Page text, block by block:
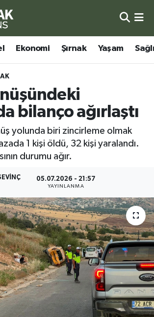
Ekonomi Şırnak Yaşam
bilanço ağırlaştı
yolunda biri zincirleme olmak
1 kişi öldü, 32 kişi yaralandı.
durumu ağır.
05.07.2026 - 21:57
YAYINLANMA
Eczaneler
Durumu
Vakitleri
Yoğunluk Haritası
Durumu ve Fikstür
Haberleri